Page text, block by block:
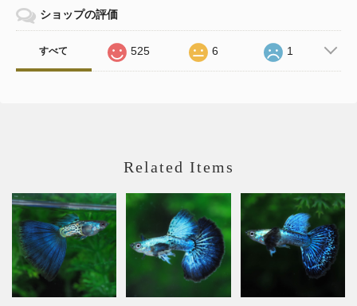
ショップの評価
すべて 525 6 1
Related Items